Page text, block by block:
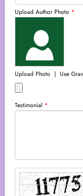
Upload Author Photo *
Upload Photo | Use
Testimonial *